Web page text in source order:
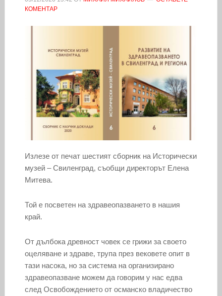
КОМЕНТАР
Излезе от печат шестият сборник на Исторически
музей – Свиленград, съобщи директорът Елена
Митева.
Той е посветен на здравеопазването в нашия
край.
От дълбока древност човек се грижи за своето
оцеляване и здраве, трупа през вековете опит в
тази насока, но за система на организирано
здравеопазване можем да говорим у нас едва
след Освобождението от османско владичество